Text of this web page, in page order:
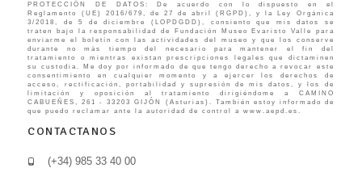
PROTECCIÓN DE DATOS: De acuerdo con lo dispuesto en el
Reglamento (UE) 2016/679, de 27 de abril (RGPD), y la Ley Orgánica
3/2018, de 5 de diciembre (LOPDGDD), consiento que mis datos se
traten bajo la responsabilidad de Fundación Museo Evaristo Valle para
enviarme el boletín con las actividades del museo y que los conserve
durante no más tiempo del necesario para mantener el fin del
tratamiento o mientras existan prescripciones legales que dictaminen
su custodia. Me doy por informado de que tengo derecho a revocar este
consentimiento en cualquier momento y a ejercer los derechos de
acceso, rectificación, portabilidad y supresión de mis datos, y los de
limitación y oposición al tratamiento dirigiéndome a CAMINO
CABUEÑES, 261 - 33203 GIJÓN (Asturias). También estoy informado de
que puedo reclamar ante la autoridad de control a www.aepd.es.
CONTACTANOS
(+34) 985 33 40 00